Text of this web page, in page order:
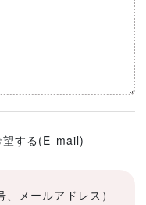
望する(E-mail)
メールアドレス）